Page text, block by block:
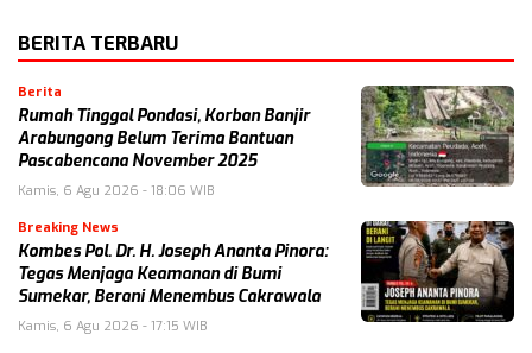
BERITA TERBARU
Berita
Rumah Tinggal Pondasi, Korban Banjir
Arabungong Belum Terima Bantuan
Pascabencana November 2025
Kamis, 6 Agu 2026 - 18:06 WIB
Breaking News
Kombes Pol. Dr. H. Joseph Ananta Pinora:
Tegas Menjaga Keamanan di Bumi
Sumekar, Berani Menembus Cakrawala
Kamis, 6 Agu 2026 - 17:15 WIB